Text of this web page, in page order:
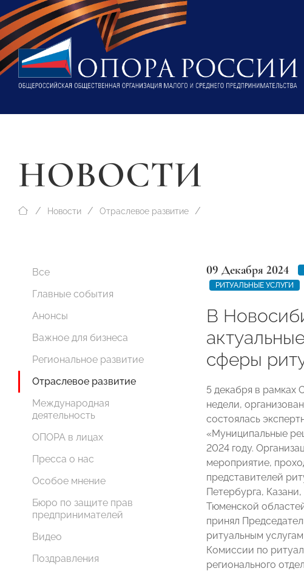
НОВОСТИ
Новости Отраслевое развитие
Все
Главные события
Анонсы
Важное для бизнеса
Региональное развитие
Отраслевое развитие
Международная
деятельность
ОПОРА в лицах
Пресса о нас
Особое мнение
Бюро по защите прав
предпринимателей
Видео
Поздравления
09 Декабря 2024
РИТУАЛЬНЫЕ УСЛУГИ
В
сферы
5 декабря в рамках
недели,
состоялась
«Муниципальные
2024 году.
мероприятие,
представителей
Петербурга,
Тюменской
принял
ритуальным услугам
Комиссии по
регионального